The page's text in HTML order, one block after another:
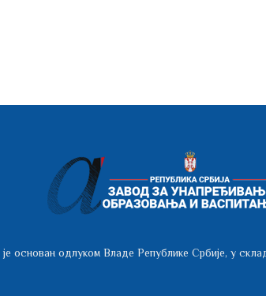
основан одлуком Владе Републике Србије, у